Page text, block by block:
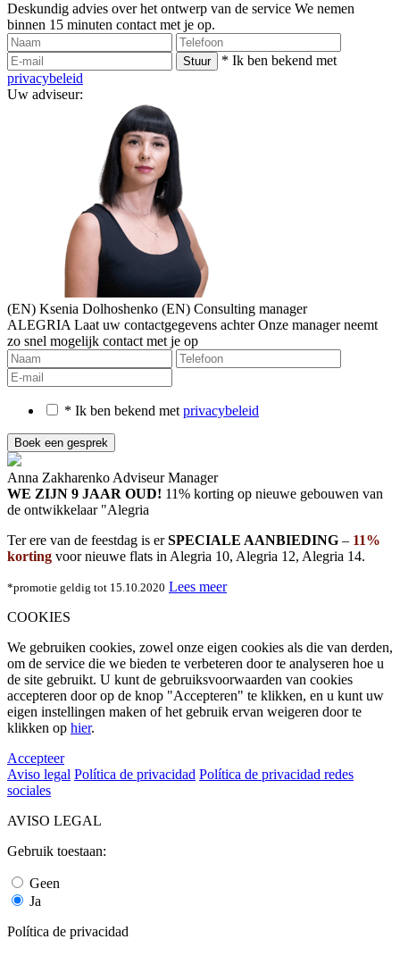
Deskundig advies over het ontwerp van de service We nemen
binnen 15 minuten contact met je op.
* Ik ben bekend met
privacybeleid
Uw adviseur:
(EN) Ksenia Dolhoshenko (EN) Consulting manager
ALEGRIA Laat uw contactgegevens achter Onze manager neemt
zo snel mogelijk contact met je op
* Ik ben bekend met privacybeleid
Anna Zakharenko Adviseur Manager
WE ZIJN 9 JAAR OUD! 11% korting op nieuwe gebouwen van
de ontwikkelaar "Alegria
Ter ere van de feestdag is erSPECIALE AANBIEDING – 11%
korting voor nieuwe flats in Alegria 10, Alegria 12, Alegria 14.
*promotie geldig tot 15.10.2020 Lees meer
COOKIES
We gebruiken cookies, zowel onze eigen cookies als die van derden,
om de service die we bieden te verbeteren door te analyseren hoe u
de site gebruikt. U kunt de gebruiksvoorwaarden van cookies
accepteren door op de knop "Accepteren" te klikken, en u kunt uw
eigen instellingen maken of het gebruik ervan weigeren door te
klikken op hier.
Accepteer
Aviso legal Política de privacidad Política de privacidad redes
sociales
AVISO LEGAL
Gebruik toestaan:
Geen
Ja
Política de privacidad